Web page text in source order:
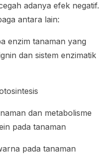
adanya efek negatif.
antara lain:
enzim tanaman yang
dan sistem enzimatik
dan metabolisme
pada tanaman
pada tanaman